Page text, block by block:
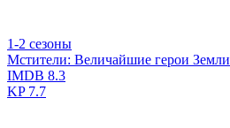
1-2 сезоны
Мстители: Величайшие герои Земли
IMDB 8.3
KP7.7